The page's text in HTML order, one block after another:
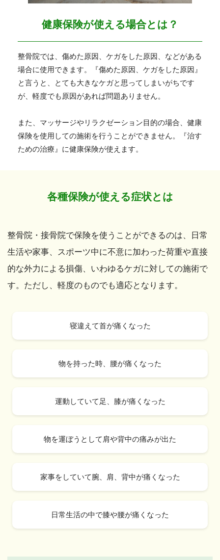
健康保険が使える場合とは？
整骨院では、傷めた原因、ケガをした原因、などがある
場合に使用できます。『傷めた原因、ケガをした原因』
と言うと、とても大きなケガと思ってしまいがちです
が、軽度でも原因があれば問題ありません。
また、マッサージやリラクゼーション目的の場合、健康
保険を使用しての施術を行うことができません。『治す
ための治療』に健康保険が使えます。
各種保険が使える症状とは
整骨院・接骨院で保険を使うことができるのは、 日常
生活や家事、スポーツ中に不意に加わった荷重や直接
的な外力による損傷、 いわゆるケガに対しての施術で
す。ただし、軽度のものでも適応となります。
寝違えて首が痛くなった
物を持った時、腰が痛くなった
運動していて足、膝が痛くなった
物を運ぼうとして肩や背中の痛みが出た
家事をしていて腕、肩、背中が痛くなった
日常生活の中で膝や腰が痛くなった